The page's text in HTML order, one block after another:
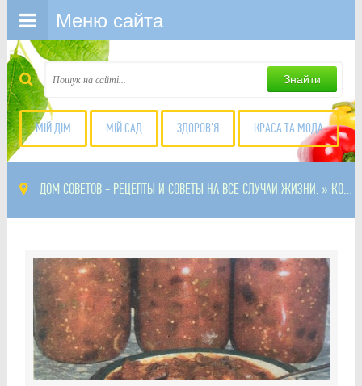
Знайти
МІЙ ДІМ МІЙ САД ЗДОРОВ'Я КРАСА ТА МОДА
Меню сайта
ДОМ СОВЕТОВ - РЕЦЕПТЫ И СОВЕТЫ НА ВСЕ СЛУЧАИ ЖИЗНИ. » КОНСЕРВАЦИИ